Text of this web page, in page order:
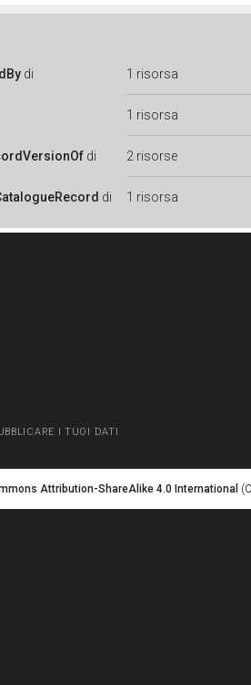
di 1 risorsa
1 risorsa
di 2 risorse
di 1 risorsa
I TUOI DATI
Attribution-ShareAlike 4.0 International